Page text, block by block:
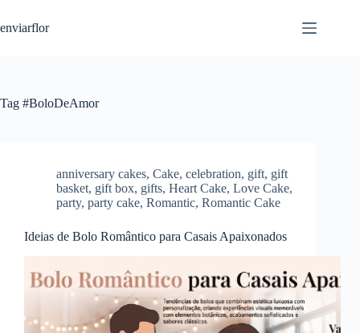
k
c
enviarflor
Tag #BoloDeAmor
anniversary cakes, Cake, celebration, gift, gift
basket, gift box, gifts, Heart Cake, Love Cake,
party, party cake, Romantic, Romantic Cake
Ideias de Bolo Romântico para Casais Apaixonados